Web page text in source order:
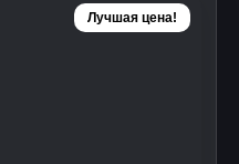
Лучшая цена!